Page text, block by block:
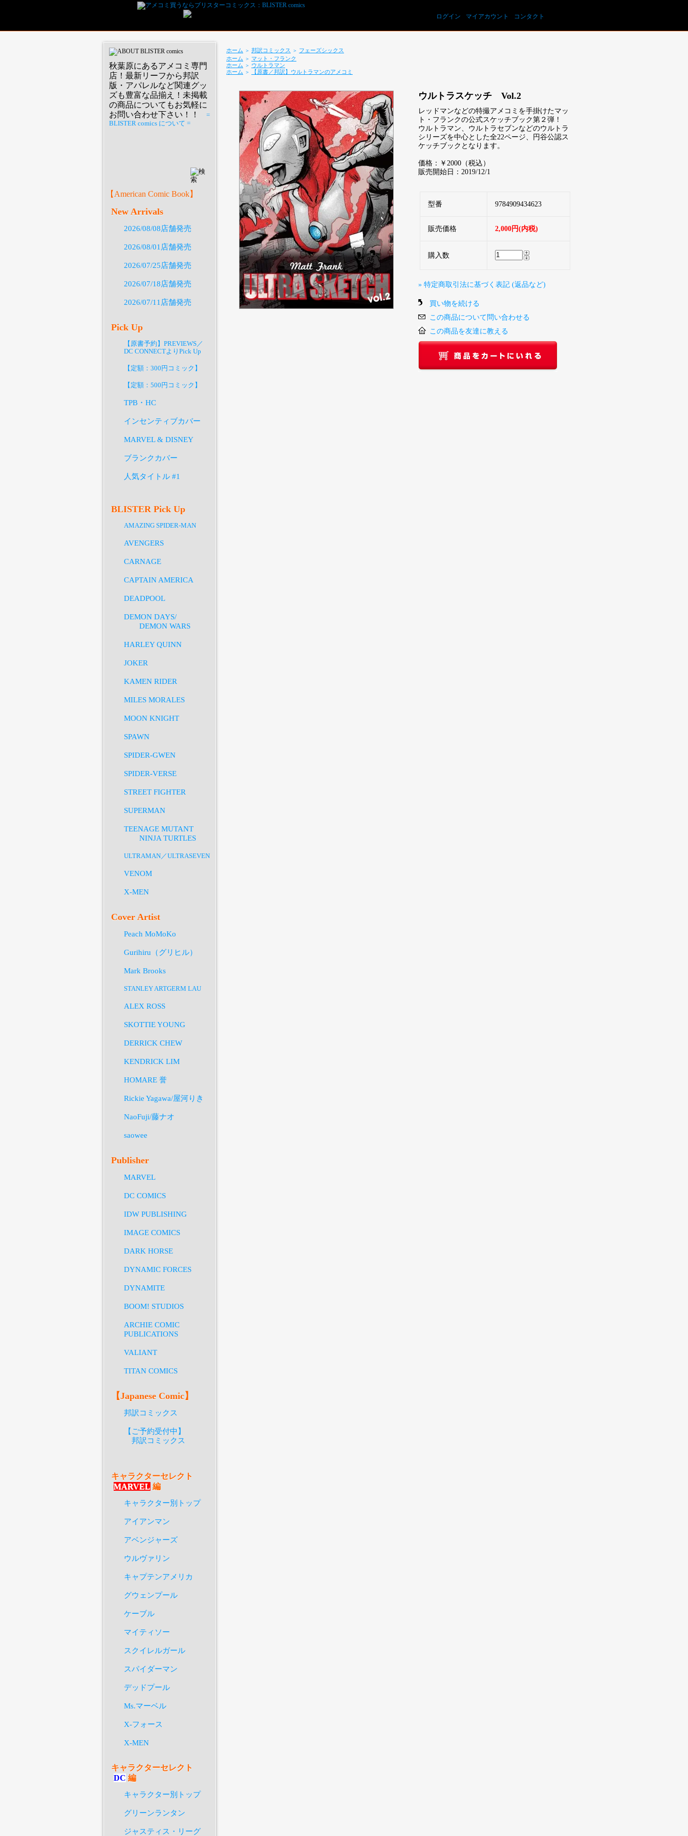
ログイン マイアカウント コンタクト
ホーム ＞ 邦訳コミックス ＞ フェーズシックス
ホーム ＞ マット・フランク
ホーム ＞ ウルトラマン
ホーム ＞ 【原書／邦訳】ウルトラマンのアメコミ
ウルトラスケッチ Vol.2
レッドマンなどの特撮アメコミを手掛けたマッ
ト・フランクの公式スケッチブック第２弾！
ウルトラマン、ウルトラセブンなどのウルトラ
シリーズを中心とした全22ページ、円谷公認ス
ケッチブックとなります。
価格：￥2000（税込）
販売開始日：2019/12/1
型番 9784909434623
販売価格 2,000円(内税)
購入数
» 特定商取引法に基づく表記 (返品など)
買い物を続ける
この商品について問い合わせる
この商品を友達に教える
秋葉原にあるアメコミ専門
店！最新リーフから邦訳
版・アパレルなど関連グッ
ズも豊富な品揃え！未掲載
の商品についてもお気軽に
お問い合わせ下さい！！
=
BLISTER comics について =
PREVIEWS予約オーダー用紙ダウンロード
【American Comic Book】
New Arrivals
2026/08/08店舗発売
2026/08/01店舗発売
2026/07/25店舗発売
2026/07/18店舗発売
2026/07/11店舗発売
Pick Up
【原書予約】PREVIEWS／
DC CONNECTよりPick Up
【定額：300円コミック】
【定額：500円コミック】
TPB・HC
インセンティブカバー
MARVEL & DISNEY
ブランクカバー
人気タイトル #1
BLISTER Pick Up
AMAZING SPIDER-MAN
AVENGERS
CARNAGE
CAPTAIN AMERICA
DEADPOOL
DEMON DAYS/
DEMON WARS
HARLEY QUINN
JOKER
KAMEN RIDER
MILES MORALES
MOON KNIGHT
SPAWN
SPIDER-GWEN
SPIDER-VERSE
STREET FIGHTER
SUPERMAN
TEENAGE MUTANT
NINJA TURTLES
ULTRAMAN／ULTRASEVEN
VENOM
X-MEN
Cover Artist
Peach MoMoKo
Gurihiru（グリヒル）
Mark Brooks
STANLEY ARTGERM LAU
ALEX ROSS
SKOTTIE YOUNG
DERRICK CHEW
KENDRICK LIM
HOMARE 誉
Rickie Yagawa/屋河りき
NaoFuji/藤ナオ
saowee
Publisher
MARVEL
DC COMICS
IDW PUBLISHING
IMAGE COMICS
DARK HORSE
DYNAMIC FORCES
DYNAMITE
BOOM! STUDIOS
ARCHIE COMIC
PUBLICATIONS
VALIANT
TITAN COMICS
【Japanese Comic】
邦訳コミックス
【ご予約受付中】
邦訳コミックス
キャラクターセレクト
MARVEL 編
キャラクター別トップ
アイアンマン
アベンジャーズ
ウルヴァリン
キャプテンアメリカ
グウェンプール
ケーブル
マイティソー
スクイレルガール
スパイダーマン
デッドプール
Ms.マーベル
X-フォース
X-MEN
キャラクターセレクト
DC 編
キャラクター別トップ
グリーンランタン
ジャスティス・リーグ